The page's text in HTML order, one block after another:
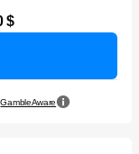
$
GambleAware